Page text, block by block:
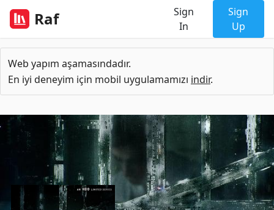
Raf
Sign
In
Sign
Up
Web yapım aşamasındadır.
En iyi deneyim için mobil uygulamamızı indir.